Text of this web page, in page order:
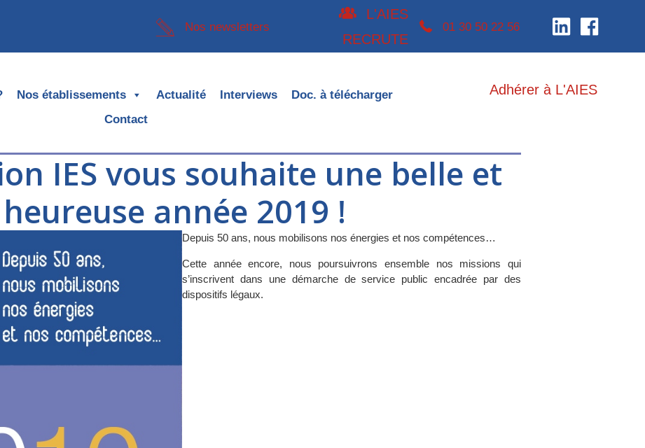
Nos newsletters
L'AIES
RECRUTE
téléphone 0130502256
01 30 50 22 56
Nos établissements Actualité Interviews
Doc. à télécharger
Contact
Adhérer à L'AIES
IES vous souhaite une belle et
heureuse année 2019 !
Depuis 50 ans, nous mobilisons nos énergies et nos compétences…
Cette année encore, nous poursuivrons ensemble nos missions qui
s’inscrivent dans une démarche de service public encadrée par des
dispositifs légaux.